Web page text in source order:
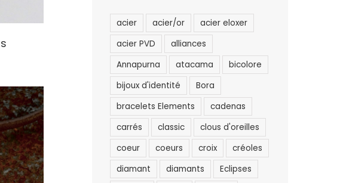
acier acier/or
acier eloxer
acier PVD
alliances
Annapurna
atacama
bicolore
bijoux d'identité
Bora
bracelets Elements
cadenas
carrés
classic
clous d'oreilles
coeur
coeurs croix
créoles
diamant
diamants
Eclipses